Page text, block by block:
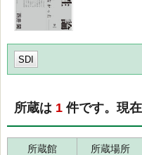
SDI
所蔵は 1 件です。現
所蔵館 所蔵場所